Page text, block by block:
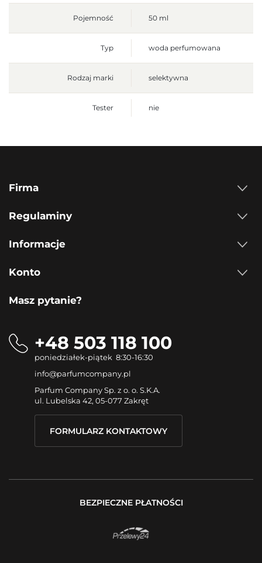
Pojemność 50 ml
Typ woda perfumowana
Rodzaj marki selektywna
Tester nie
Firma
Regulaminy
Informacje
Konto
Masz pytanie?
+48 503 118 100
poniedziałek-piątek 8:30-16:30
info@parfumcompany.pl
Parfum Company Sp. z o. o. S.K.A.
ul. Lubelska 42, 05-077 Zakręt
FORMULARZ KONTAKTOWY
BEZPIECZNE PŁATNOŚCI